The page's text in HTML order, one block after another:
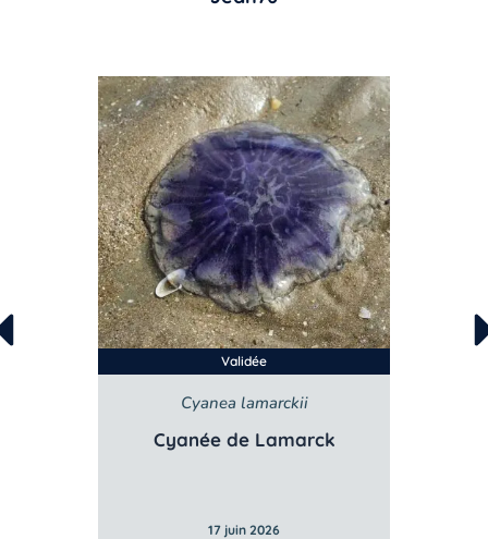
Validée
Cyanea lamarckii
Cyanée de Lamarck
17 juin 2026